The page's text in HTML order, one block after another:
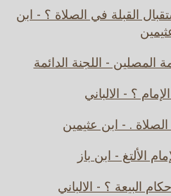
القبلة في الصلاة ؟ - ابن
المصلين - اللجنة الدائمة
؟ - الالباني
. - ابن عثيمين
الألتغ - ابن باز
البيعة ؟ - الالباني